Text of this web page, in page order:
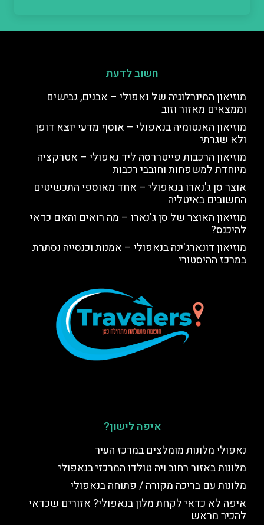
חשוב לדעת
מוזיאון המינרלוגיה של נאפולי – אבנים, גבישים
וממצאים מאזור וזוב
מוזיאון האנטומיה בנאפולי – אוסף מדעי יוצא דופן
ולא שגרתי
מוזיאון הרכבות פייטררסה ליד נאפולי – אטרקציה
מיוחדת למשפחות וחובבי רכבות
אוצר סן ג'נארו בנאפולי – אחד מאוספי התכשיטים
החשובים באיטליה
מוזיאון האוצר של סן ג'נארו – מה רואים והאם כדאי
להיכנס?
מוזיאון דונארג'ינה בנאפולי – אמנות וכנסייה נסתרת
במרכז ההיסטורי
איפה לישון?
נאפולי מלונות מומלצים במרכז העיר
מלונות באזור רחוב ויה טולדו המרכזי בנאפולי
מלונות עם בריכה מקורה / פתוחה בנאפולי
איפה לא כדאי לקחת מלון בנאפולי? אזורים שכדאי
להכיר מראש